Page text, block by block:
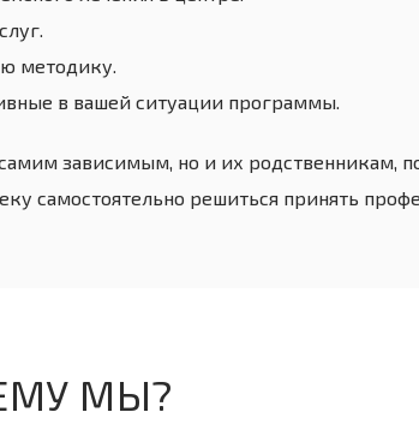
методику.
в вашей ситуации программы.
зависимым, но и их родственникам,
самостоятельно решиться принять
МЫ?